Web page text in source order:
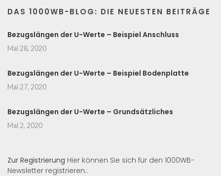
DAS 1000WB-BLOG: DIE NEUESTEN BEITRÄGE
Bezugslängen der U-Werte – Beispiel Anschluss
Mai 28, 2020
Bezugslängen der U-Werte – Beispiel Bodenplatte
Mai 27, 2020
Bezugslängen der U-Werte – Grundsätzliches
Mai 2, 2020
Zur Registrierung Hier können Sie sich für den 1000WB-
Newsletter registrieren.: